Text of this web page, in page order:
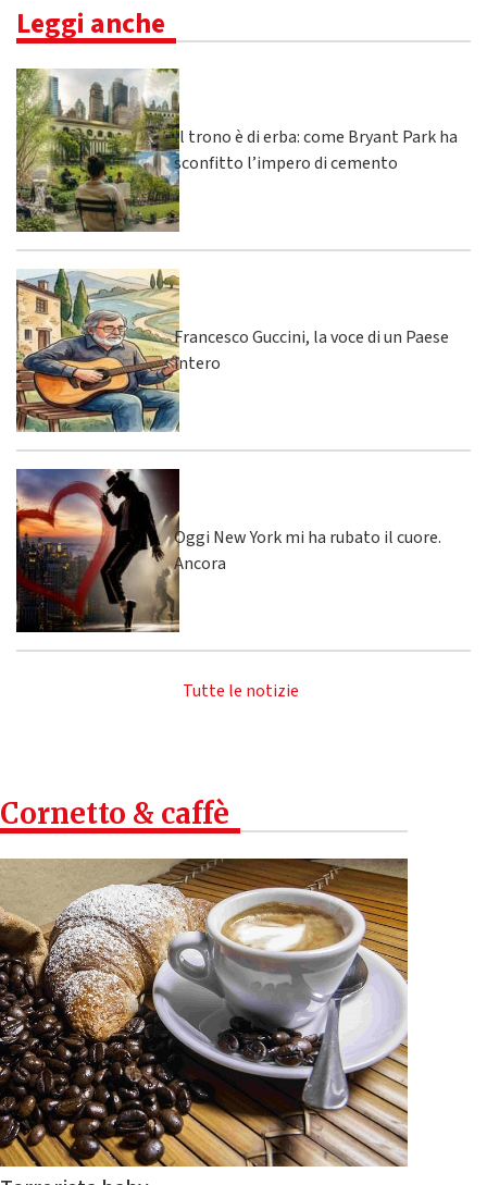
Leggi anche
Il trono è di erba: come Bryant Park ha
sconfitto l’impero di cemento
Francesco Guccini, la voce di un Paese
intero
Oggi New York mi ha rubato il cuore.
Ancora
Tutte le notizie
Cornetto & caffè